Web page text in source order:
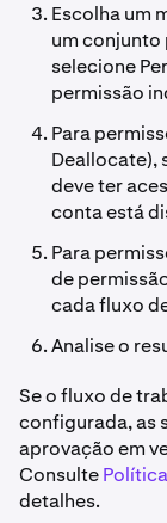
Escolha um
um conjunto
selecione
permissão
Para
Deallocate),
deve ter
conta está
Para
de
cada fluxo
Analise o
Se o fluxo de
configurada, as
aprovação em
Consulte
detalhes.